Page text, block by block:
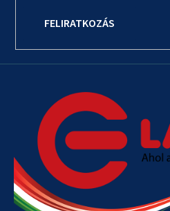
FELIRATKOZÁS